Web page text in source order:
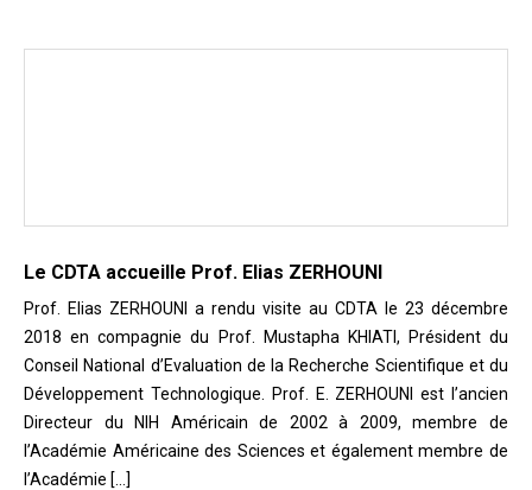
Le CDTA accueille Prof. Elias ZERHOUNI
Prof. Elias ZERHOUNI a rendu visite au CDTA le 23 décembre
2018 en compagnie du Prof. Mustapha KHIATI, Président du
Conseil National d’Evaluation de la Recherche Scientifique et du
Développement Technologique. Prof. E. ZERHOUNI est l’ancien
Directeur du NIH Américain de 2002 à 2009, membre de
l’Académie Américaine des Sciences et également membre de
l’Académie […]